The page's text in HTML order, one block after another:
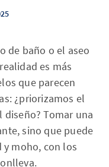
de baño o el aseo
es más
que parecen
¿priorizamos el
Tomar una
sino que puede
moho, con los